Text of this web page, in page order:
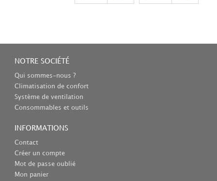
NOTRE SOCIÉTÉ
Qui sommes-nous ?
Climatisation de confort
Système de ventilation
Consommables et outils
INFORMATIONS
Contact
Créer un compte
Mot de passe oublié
Mon panier